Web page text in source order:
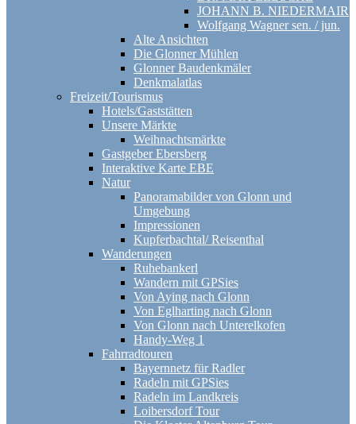
JOHANN B. NIEDERMAIR
Wolfgang Wagner sen. / jun.
Alte Ansichten
Die Glonner Mühlen
Glonner Baudenkmäler
Denkmalatlas
Freizeit/Tourismus
Hotels/Gaststätten
Unsere Märkte
Weihnachtsmärkte
Gastgeber Ebersberg
Interaktive Karte EBE
Natur
Panoramabilder von Glonn und
Umgebung
Impressionen
Kupferbachtal/ Reisenthal
Wanderungen
Ruhebankerl
Wandern mit GPSies
Von Aying nach Glonn
Von Eglharting nach Glonn
Von Glonn nach Unterelkofen
Handy-Weg 1
Fahrradtouren
Bayernnetz für Radler
Radeln mit GPSies
Radeln im Landkreis
Loibersdorf Tour